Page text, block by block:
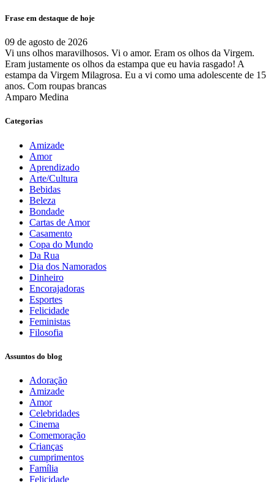
Frase em destaque de hoje
09 de agosto de 2026
Vi uns olhos maravilhosos. Vi o amor. Eram os olhos da Virgem.
Eram justamente os olhos da estampa que eu havia rasgado! A
estampa da Virgem Milagrosa. Eu a vi como uma adolescente de 15
anos. Com roupas brancas
Amparo Medina
Categorias
Amizade
Amor
Aprendizado
Arte/Cultura
Bebidas
Beleza
Bondade
Cartas de Amor
Casamento
Copa do Mundo
Da Rua
Dia dos Namorados
Dinheiro
Encorajadoras
Esportes
Felicidade
Feministas
Filosofia
Assuntos do blog
Adoração
Amizade
Amor
Celebridades
Cinema
Comemoração
Crianças
cumprimentos
Família
Felicidade